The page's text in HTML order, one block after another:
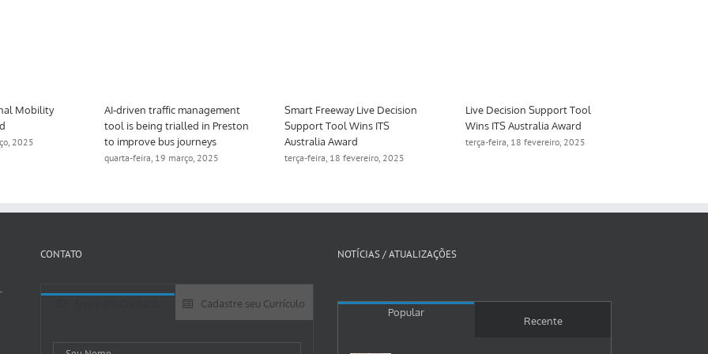
Mobility
2025
AI-driven traffic management
tool is being trialled in Preston
to improve bus journeys
quarta-feira, 19 março, 2025
Smart Freeway Live Decision
Support Tool Wins ITS
Australia Award
terça-feira, 18 fevereiro, 2025
Live Decision Support Tool
Wins ITS Australia Award
terça-feira, 18 fevereiro, 2025
CONTATO
Cadastre seu Currículo
NOTÍCIAS / ATUALIZAÇÕES
Popular
Recente